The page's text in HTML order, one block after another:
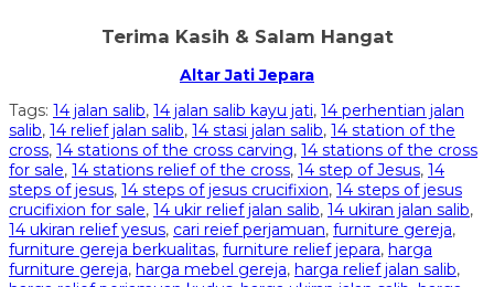
Terima Kasih & Salam Hangat
Altar Jati Jepara
Tags: 14 jalan salib, 14 jalan salib kayu jati, 14 perhentian jalan
salib, 14 relief jalan salib, 14 stasi jalan salib, 14 station of the
cross, 14 stations of the cross carving, 14 stations of the cross
for sale, 14 stations relief of the cross, 14 step of Jesus, 14
steps of jesus, 14 steps of jesus crucifixion, 14 steps of jesus
crucifixion for sale, 14 ukir relief jalan salib, 14 ukiran jalan salib,
14 ukiran relief yesus, cari reief perjamuan, furniture gereja,
furniture gereja berkualitas, furniture relief jepara, harga
furniture gereja, harga mebel gereja, harga relief jalan salib,